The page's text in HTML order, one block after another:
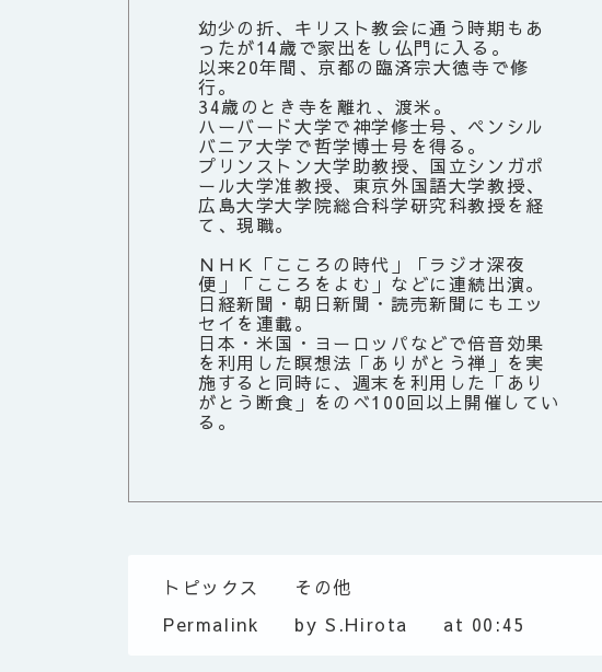
幼少の折、キリスト教会に通う時期もあ
ったが14歳で家出をし仏門に入る。
以来20年間、京都の臨済宗大徳寺で修
行。
34歳のとき寺を離れ、渡米。
ハーバード大学で神学修士号、ペンシル
バニア大学で哲学博士号を得る。
プリンストン大学助教授、国立シンガポ
ール大学准教授、東京外国語大学教授、
広島大学大学院総合科学研究科教授を経
て、現職。
ＮＨＫ「こころの時代」「ラジオ深夜
便」「こころをよむ」などに連続出演。
日経新聞・朝日新聞・読売新聞にもエッ
セイを連載。
日本・米国・ヨーロッパなどで倍音効果
を利用した瞑想法「ありがとう禅」を実
施すると同時に、週末を利用した「あり
がとう断食」をのべ100回以上開催してい
る。
トピックス
その他
Permalink
by S.Hirota at 00:45